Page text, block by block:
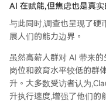
AI 在赋能,但焦虑也是真实
与此同时,调查也呈现了硬
展人们的能力边界。
虽然高薪人群对 AI 带来
岗位和教育水平较低的群
升。大多数受访者认为
升执行速度,增强了他们的